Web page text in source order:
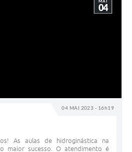
04 MAI 2023 - 16h19
MAI
04
As aulas de hidroginástica na
maior sucesso. O atendimento é